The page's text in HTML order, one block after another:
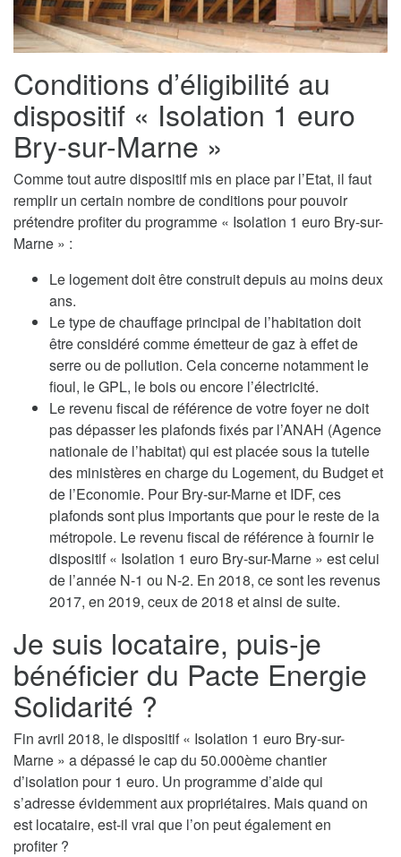
Conditions d’éligibilité au
dispositif « Isolation 1 euro
Bry-sur-Marne »
Comme tout autre dispositif mis en place par l’Etat, il faut
remplir un certain nombre de conditions pour pouvoir
prétendre profiter du programme « Isolation 1 euro Bry-sur-
Marne » :
Le logement doit être construit depuis au moins deux
ans.
Le type de chauffage principal de l’habitation doit
être considéré comme émetteur de gaz à effet de
serre ou de pollution. Cela concerne notamment le
fioul, le GPL, le bois ou encore l’électricité.
Le revenu fiscal de référence de votre foyer ne doit
pas dépasser les plafonds fixés par l’ANAH (Agence
nationale de l’habitat) qui est placée sous la tutelle
des ministères en charge du Logement, du Budget et
de l’Economie. Pour Bry-sur-Marne et IDF, ces
plafonds sont plus importants que pour le reste de la
métropole. Le revenu fiscal de référence à fournir le
dispositif « Isolation 1 euro Bry-sur-Marne » est celui
de l’année N-1 ou N-2. En 2018, ce sont les revenus
2017, en 2019, ceux de 2018 et ainsi de suite.
Je suis locataire, puis-je
bénéficier du Pacte Energie
Solidarité ?
Fin avril 2018, le dispositif « Isolation 1 euro Bry-sur-
Marne » a dépassé le cap du 50.000ème chantier
d’isolation pour 1 euro. Un programme d’aide qui
s’adresse évidemment aux propriétaires. Mais quand on
est locataire, est-il vrai que l’on peut également en
profiter ?